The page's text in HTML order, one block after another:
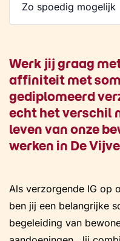
Zo spoedig mogelijk
Werk jij graag
affiniteit met
gediplomeerd
echt het verschil
leven van onze
werken in De
Als verzorgende IG op
ben jij een belangrijke
begeleiding van